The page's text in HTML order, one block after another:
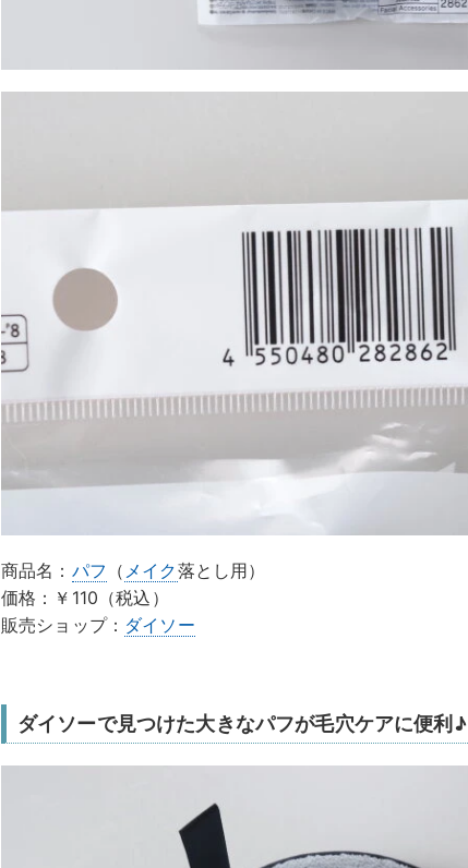
商品名： パフ （ メイク落とし用）
価格：￥110（税込）
販売ショップ： ダイソー
ダイソーで見つけた大きなパフが毛穴ケアに便利♪